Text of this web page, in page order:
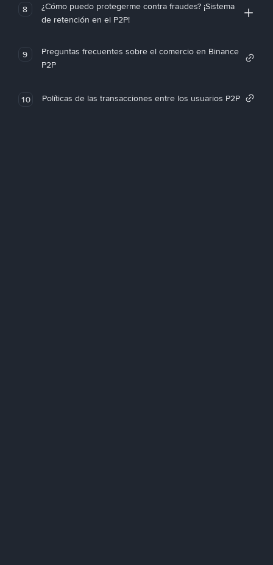
8
¿Cómo puedo protegerme contra fraudes? ¡Sistema
de retención en el P2P!
9
Preguntas frecuentes sobre el comercio en Binance
P2P
10 Políticas de las transacciones entre los usuarios P2P